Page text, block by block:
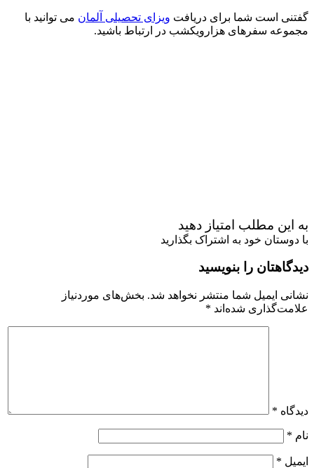
گفتنی است شما برای دریافت ویزای تحصیلی آلمان می توانید با
مجموعه سفرهای هزارویکشب در ارتباط باشید.
به این مطلب امتیاز دهید
با دوستان خود به اشتراک بگذارید
دیدگاهتان را بنویسید
نشانی ایمیل شما منتشر نخواهد شد. بخش‌های موردنیاز
علامت‌گذاری شده‌اند *
دیدگاه *
نام *
ایمیل *